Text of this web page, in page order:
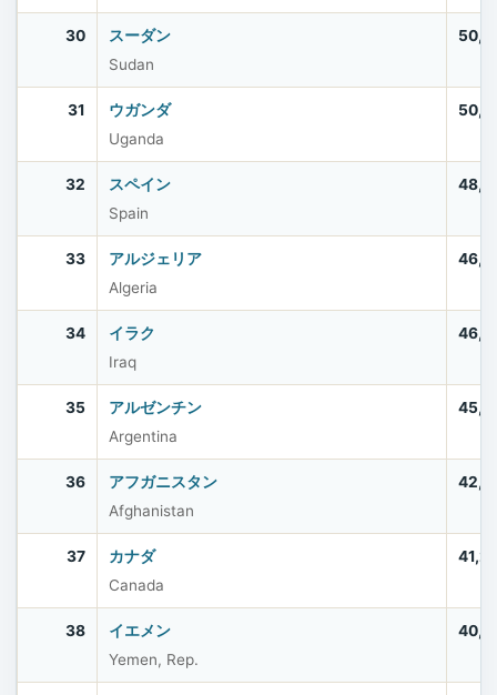
30
スーダン
Sudan
31
ウガンダ
Uganda
32
スペイン
Spain
33
アルジェリア
Algeria
34
イラク
Iraq
35
アルゼンチン
Argentina
36
アフガニスタン
Afghanistan
37
カナダ
Canada
38
イエメン
Yemen, Rep.